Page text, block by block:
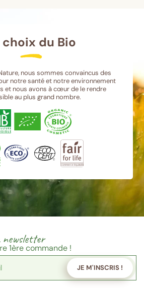
choix du Bio
nous sommes convaincus des
notre santé et notre environnement
et nous avons à cœur de le rendre
au plus grand nombre.
newsletter
1ère commande !
JE M'INSCRIS !